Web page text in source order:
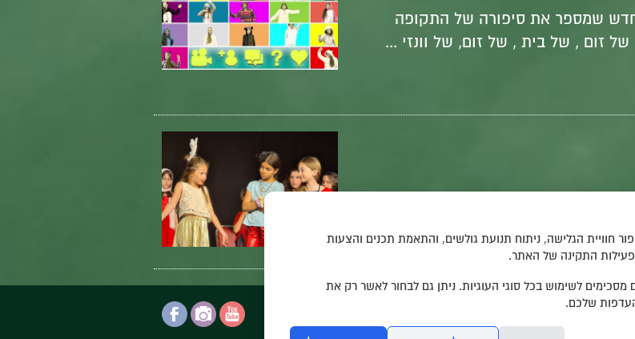
חדש שמספר את סיפורה של התקופה
זום , של בית , של זום, של וונזי ...
ורחבה על חיינו. עבור הילדים שלנו, זהו מרחב מוגן
חוויית הגלישה, ניתוח תנועת גולשים, והתאמת תכנים והצעות
התקינה של האתר.
מסכימים לשימוש בכל סוגי העוגיות. ניתן גם לבחור לאשר רק את
שלכם.